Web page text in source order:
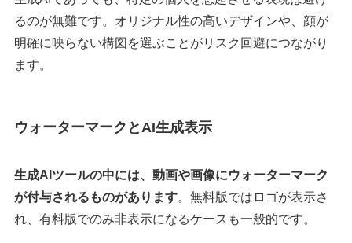
るのが無難です。オリジナル性の高いデザインや、顔が
明確に映らない構図を選ぶことがリスク回避につながり
ます。
ウォーターマークとAI生成表示
生成AIツールの中には、動画や画像にウォーターマーク
が付与されるものがあります。無料版ではロゴが表示さ
れ、有料版でのみ非表示になるケースも一般的です。